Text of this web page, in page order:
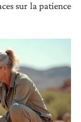
sur la patience